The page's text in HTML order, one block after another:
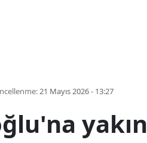
21 Mayıs 2026 - 13:27